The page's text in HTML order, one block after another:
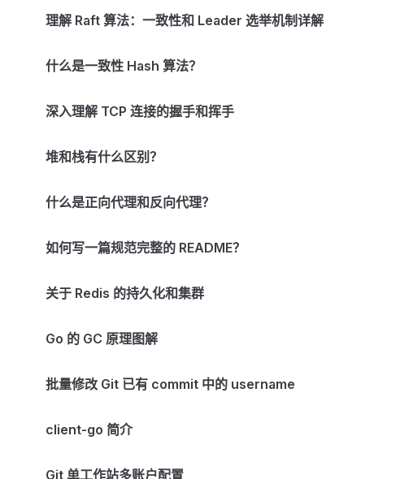
理解 Raft 算法：一致性和 Leader 选举机制详解
什么是一致性 Hash 算法？
深入理解 TCP 连接的握手和挥手
堆和栈有什么区别？
什么是正向代理和反向代理？
如何写一篇规范完整的 README？
关于 Redis 的持久化和集群
Go 的 GC 原理图解
批量修改 Git 已有 commit 中的 username
client-go 简介
Git 单工作站多账户配置